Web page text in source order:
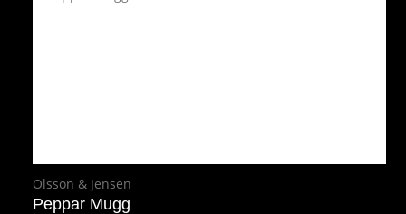
Olsson & Jensen
Peppar Mugg